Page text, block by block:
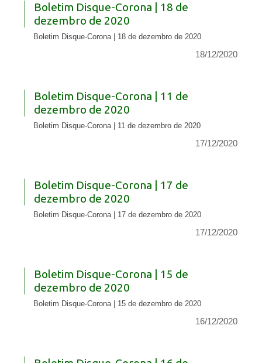
Boletim Disque-Corona | 18 de
dezembro de 2020
Boletim Disque-Corona | 18 de dezembro de 2020
18/12/2020
Boletim Disque-Corona | 11 de
dezembro de 2020
Boletim Disque-Corona | 11 de dezembro de 2020
17/12/2020
Boletim Disque-Corona | 17 de
dezembro de 2020
Boletim Disque-Corona | 17 de dezembro de 2020
17/12/2020
Boletim Disque-Corona | 15 de
dezembro de 2020
Boletim Disque-Corona | 15 de dezembro de 2020
16/12/2020